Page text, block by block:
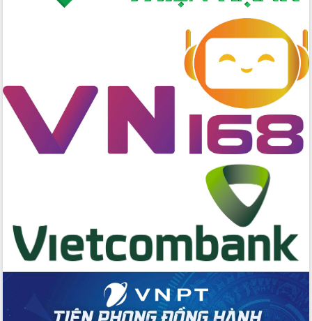
Đắk Lắk ký kết thỏa thuận hợp tác về
cho trạm y tế cấp xã
Du lịch Đắk Lắk nâng tầm trải nghiệm
du khách thông qua Hệ thống cơ sở dữ
liệu và Bản đồ số
Tập huấn ứng dụng trí tuệ nhân tạo (AI)
Quyết liệt cải cách hành chính, khơi
thông nguồn lực phát triển
Nâng cao hiệu lực, hiệu quả HĐND
tỉnh thông qua hiện đại hóa hành chính
Xã Ea Phê gắn cải cách hành chính với
chuyển đổi số